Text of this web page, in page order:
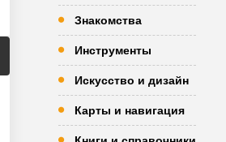
Знакомства
Инструменты
Искусство и дизайн
Карты и навигация